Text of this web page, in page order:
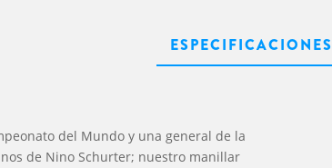
ESPECIFICACIONES
del Mundo y una general de la
de Nino Schurter; nuestro manillar